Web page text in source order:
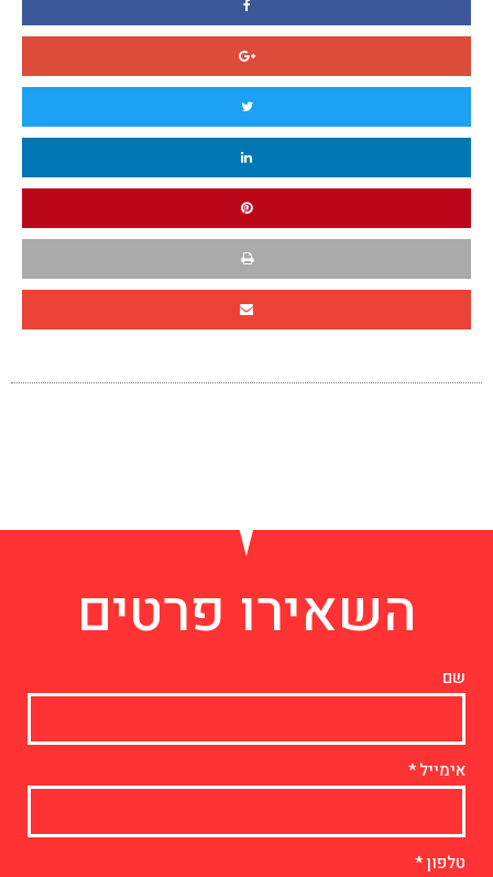
השאירו פרטים
שם
אימייל
טלפון